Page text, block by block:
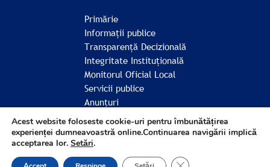
Primărie
Informații publice
Transparență Decizională
Integritate Instituțională
Monitorul Oficial Local
Servicii publice
Anunțuri
Comunitate
© Comuna Mileanca 2026
Acest website foloseste cookie-uri pentru îmbunătățirea
experienței dumneavoastră online.Continuarea navigării implică
acceptarea lor. Setări.
Close GDPR Cookie